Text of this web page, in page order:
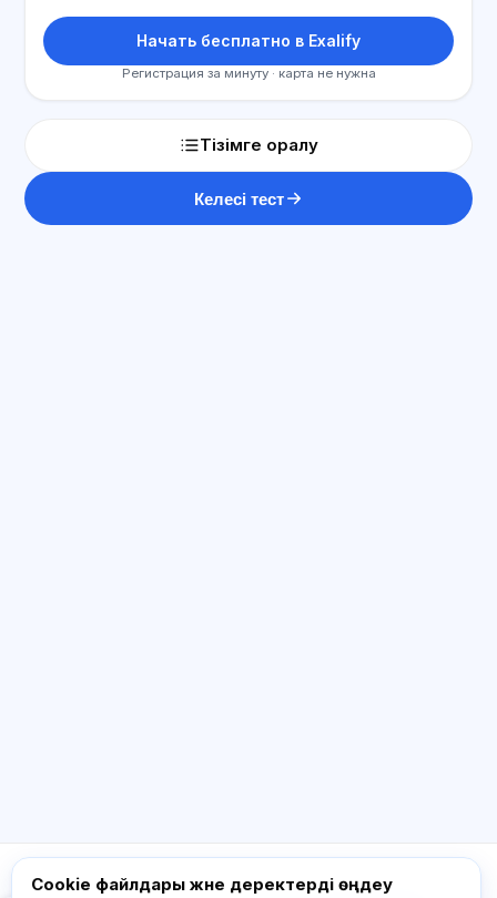
Начать бесплатно в Exalify
Регистрация за минуту · карта не нужна
Тізімге оралу
Келесі тест
Cookie файлдары және деректерді өңдеу